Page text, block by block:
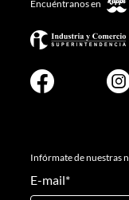
Encuéntranos en
Infórmate de nuestras
E-mail*